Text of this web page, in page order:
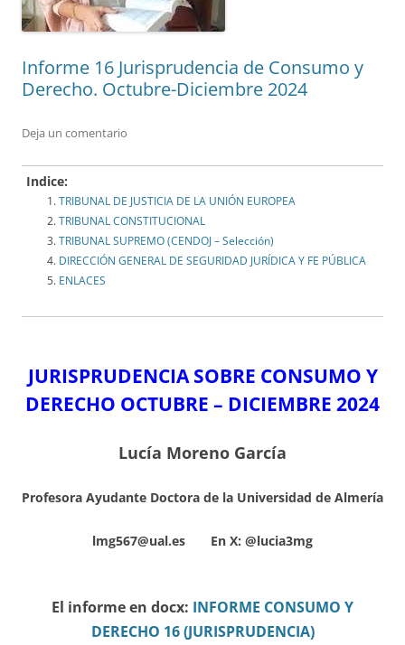
Informe 16 Jurisprudencia de Consumo y
Derecho. Octubre-Diciembre 2024
Deja un comentario
Indice:
TRIBUNAL DE JUSTICIA DE LA UNIÓN EUROPEA
TRIBUNAL CONSTITUCIONAL
TRIBUNAL SUPREMO (CENDOJ – Selección)
DIRECCIÓN GENERAL DE SEGURIDAD JURÍDICA Y FE PÚBLICA
ENLACES
JURISPRUDENCIA SOBRE CONSUMO Y
DERECHO OCTUBRE – DICIEMBRE 2024
Lucía Moreno García
Profesora Ayudante Doctora de la Universidad de Almería
lmg567@ual.es En X: @lucia3mg
El informe en docx: INFORME CONSUMO Y
DERECHO 16 (JURISPRUDENCIA)